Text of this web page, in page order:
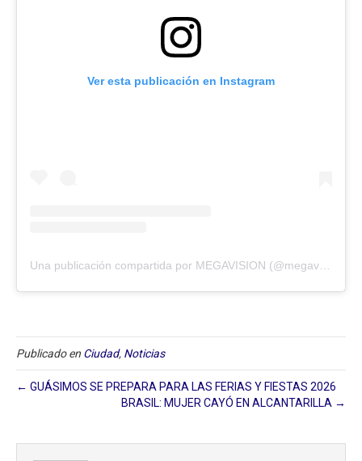
Ver esta publicación en Instagram
Una publicación compartida por MEGAVISION (@megavision.ve)
Publicado en Ciudad, Noticias
← GUÁSIMOS SE PREPARA PARA LAS FERIAS Y FIESTAS 2026
BRASIL: MUJER CAYÓ EN ALCANTARILLA →